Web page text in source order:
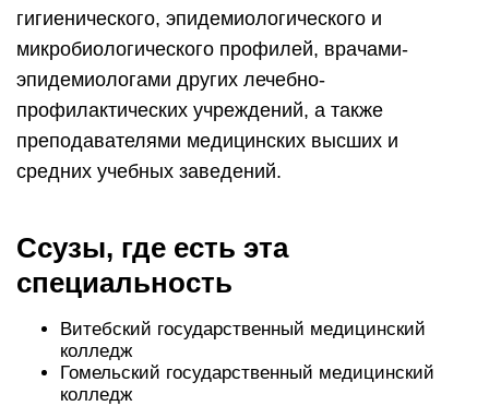
гигиенического, эпидемиологического и
микробиологического профилей, врачами-
эпидемиологами других лечебно-
профилактических учреждений, а также
преподавателями медицинских высших и
средних учебных заведений.
Ссузы, где есть эта
специальность
Витебский государственный медицинский
колледж
Гомельский государственный медицинский
колледж